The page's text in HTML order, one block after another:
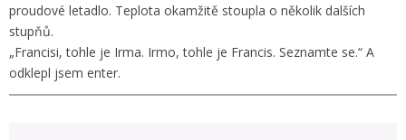
proudové letadlo. Teplota okamžitě stoupla o několik dalších
stupňů.
„Francisi, tohle je Irma. Irmo, tohle je Francis. Seznamte se.“ A
odklepl jsem enter.